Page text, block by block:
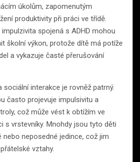
úkolům, zapomenutým
produktivity při práci ve třídě.
spojená s ADHD mohou
školní výkon, protože dítě má potíže
a vykazuje časté přerušování
sociální interakce je rovněž patrný.
často projevuje impulsivitu a
což může vést k obtížím ve
s vrstevníky. Mnohdy jsou tyto děti
nebo neposedné jedince, což jim
vztahy.